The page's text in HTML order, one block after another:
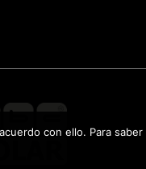
con ello. Para